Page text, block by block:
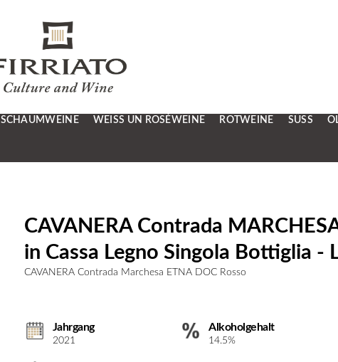
SCHAUMWEINE WEISS UN ROSÉWEINE ROTWEINE SÜSS
CAVANERA Contrada
in Cassa Legno Singola Bottiglia -
CAVANERA Contrada Marchesa ETNA DOC Rosso
Jahrgang
2021
Alkoholgehalt
14.5%